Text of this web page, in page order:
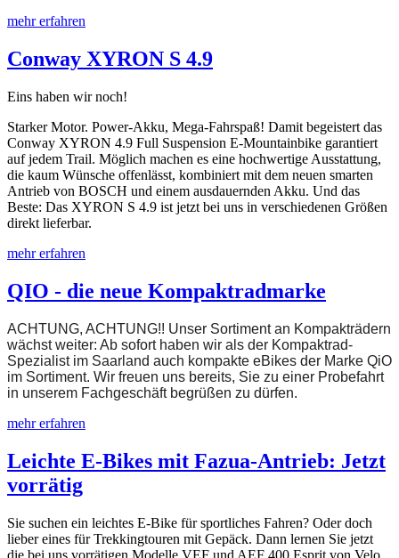
mehr erfahren
Conway XYRON S 4.9
Eins haben wir noch!
Starker Motor. Power-Akku, Mega-Fahrspaß! Damit begeistert das
Conway XYRON 4.9 Full Suspension E-Mountainbike garantiert
auf jedem Trail. Möglich machen es eine hochwertige Ausstattung,
die kaum Wünsche offenlässt, kombiniert mit dem neuen smarten
Antrieb von BOSCH und einem ausdauernden Akku. Und das
Beste: Das XYRON S 4.9 ist jetzt bei uns in verschiedenen Größen
direkt lieferbar.
mehr erfahren
QIO - die neue Kompaktradmarke
ACHTUNG, ACHTUNG!! Unser Sortiment an Kompakträdern
wächst weiter: Ab sofort haben wir als der Kompaktrad-
Spezialist im Saarland auch kompakte eBikes der Marke QiO
im Sortiment. Wir freuen uns bereits, Sie zu einer Probefahrt
in unserem Fachgeschäft begrüßen zu dürfen.
mehr erfahren
Leichte E-Bikes mit Fazua-Antrieb: Jetzt
vorrätig
Sie suchen ein leichtes E-Bike für sportliches Fahren? Oder doch
lieber eines für Trekkingtouren mit Gepäck. Dann lernen Sie jetzt
die bei uns vorrätigen Modelle VEF und AEF 400 Esprit von Velo